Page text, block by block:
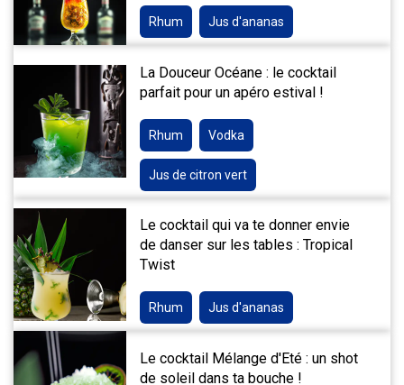
Rhum Jus d'ananas
La Douceur Océane : le cocktail
parfait pour un apéro estival !
Rhum Vodka
Jus de citron vert
Le cocktail qui va te donner envie
de danser sur les tables : Tropical
Twist
Rhum Jus d'ananas
Le cocktail Mélange d'Eté : un shot
de soleil dans ta bouche !